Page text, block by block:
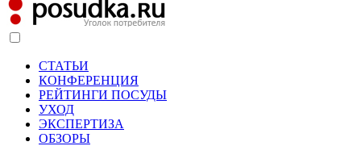
СТАТЬИ
КОНФЕРЕНЦИЯ
РЕЙТИНГИ ПОСУДЫ
УХОД
ЭКСПЕРТИЗА
ОБЗОРЫ